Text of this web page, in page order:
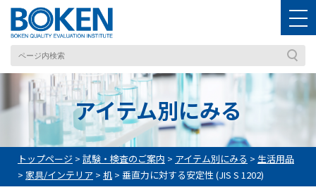
アイテム別にみる
トップページ > 試験・検査のご案内 > アイテム別にみる > 生活用品
> 家具/インテリア > 机 > 垂直力に対する安定性 (JIS S 1202)